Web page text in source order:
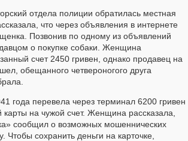
отдела полиции обратилась местная
что через объявления в интернете
Позвонив по одному из объявлений
о покупке собаки. Женщина
счет 2450 гривен, однако продавец на
обещанного четвероногого друга
года перевела через терминал 6200 гривен
карты на чужой счет. Женщина рассказала,
сообщил о возможных мошеннических
Чтобы сохранить деньги на карточке,